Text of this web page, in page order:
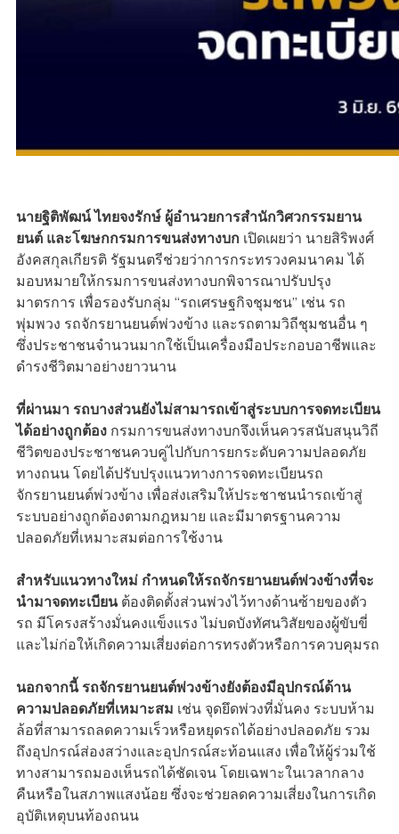
นายฐิติพัฒน์ ไทยจงรักษ์ ผู้อำนวยการสำนักวิศวกรรมยาน
ยนต์ และโฆษกกรมการขนส่งทางบก เปิดเผยว่า นายสิริพงศ์
อังคสกุลเกียรติ รัฐมนตรีช่วยว่าการกระทรวงคมนาคม ได้
มอบหมายให้กรมการขนส่งทางบกพิจารณาปรับปรุง
มาตรการ เพื่อรองรับกลุ่ม “รถเศรษฐกิจชุมชน” เช่น รถ
พุ่มพวง รถจักรยานยนต์พ่วงข้าง และรถตามวิถีชุมชนอื่น ๆ
ซึ่งประชาชนจำนวนมากใช้เป็นเครื่องมือประกอบอาชีพและ
ดำรงชีวิตมาอย่างยาวนาน
ที่ผ่านมา รถบางส่วนยังไม่สามารถเข้าสู่ระบบการจดทะเบียน
ได้อย่างถูกต้อง กรมการขนส่งทางบกจึงเห็นควรสนับสนุนวิถี
ชีวิตของประชาชนควบคู่ไปกับการยกระดับความปลอดภัย
ทางถนน โดยได้ปรับปรุงแนวทางการจดทะเบียนรถ
จักรยานยนต์พ่วงข้าง เพื่อส่งเสริมให้ประชาชนนำรถเข้าสู่
ระบบอย่างถูกต้องตามกฎหมาย และมีมาตรฐานความ
ปลอดภัยที่เหมาะสมต่อการใช้งาน
สำหรับแนวทางใหม่ กำหนดให้รถจักรยานยนต์พ่วงข้างที่จะ
นำมาจดทะเบียนต้องติดตั้งส่วนพ่วงไว้ทางด้านซ้ายของตัว
รถ มีโครงสร้างมั่นคงแข็งแรง ไม่บดบังทัศนวิสัยของผู้ขับขี่
และไม่ก่อให้เกิดความเสี่ยงต่อการทรงตัวหรือการควบคุมรถ
นอกจากนี้ รถจักรยานยนต์พ่วงข้างยังต้องมีอุปกรณ์ด้าน
ความปลอดภัยที่เหมาะสม เช่น จุดยึดพ่วงที่มั่นคง ระบบห้าม
ล้อที่สามารถลดความเร็วหรือหยุดรถได้อย่างปลอดภัย รวม
ถึงอุปกรณ์ส่องสว่างและอุปกรณ์สะท้อนแสง เพื่อให้ผู้ร่วมใช้
ทางสามารถมองเห็นรถได้ชัดเจน โดยเฉพาะในเวลากลาง
คืนหรือในสภาพแสงน้อย ซึ่งจะช่วยลดความเสี่ยงในการเกิด
อุบัติเหตุบนท้องถนน